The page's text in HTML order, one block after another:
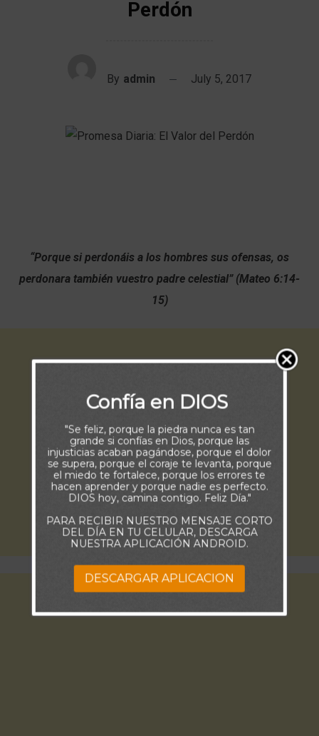
Perdón
By admin July 5, 2017
“Porque si perdonáis a los hombres sus ofensas, os
perdonara también vuestro padre celestial” (Mateo 6:14-
15)
Confía en DIOS
"Se feliz, porque la piedra nunca es tan
grande si confías en Dios, porque las
injusticias acaban pagándose, porque el dolor
se supera, porque el coraje te levanta, porque
el miedo te fortalece, porque los errores te
hacen aprender y porque nadie es perfecto.
DIOS hoy, camina contigo. Feliz Día."
PARA RECIBIR NUESTRO MENSAJE CORTO
DEL DÍA EN TU CELULAR, DESCARGA
NUESTRA APLICACIÓN ANDROID.
DESCARGAR APLICACION